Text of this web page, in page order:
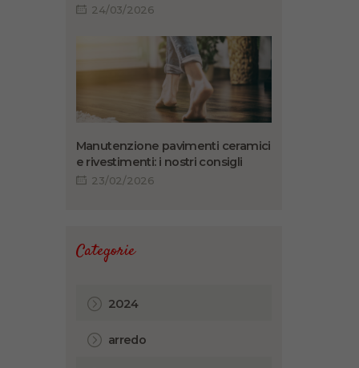
24/03/2026
Manutenzione pavimenti ceramici
e rivestimenti: i nostri consigli
23/02/2026
Categorie
2024
arredo